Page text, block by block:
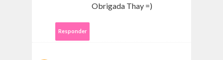
Obrigada Thay =)
Responder